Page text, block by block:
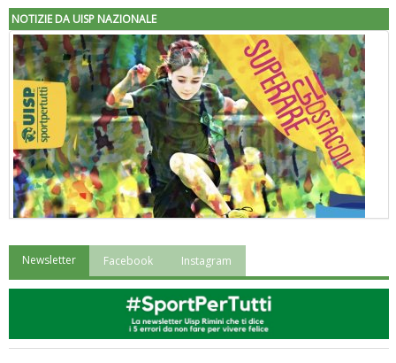
NOTIZIE DA UISP NAZIONALE
"Superare gli ostacoli": la relazione di Tiziano Pesce al CN Uisp
Newsletter Facebook Instagram